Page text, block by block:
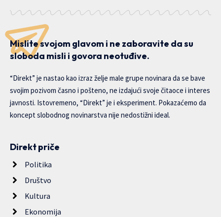
Mislite svojom glavom i ne zaboravite da su
sloboda misli i govora neotuđive.
“Direkt” je nastao kao izraz želje male grupe novinara da se bave
svojim pozivom časno i pošteno, ne izdajući svoje čitaoce i interes
javnosti. Istovremeno, “Direkt” je i eksperiment. Pokazaćemo da
koncept slobodnog novinarstva nije nedostižni ideal.
Direkt priče
Politika
Društvo
Kultura
Ekonomija